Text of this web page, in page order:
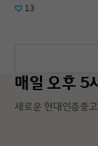
13
매일 오후 5
새로운 현대인증중